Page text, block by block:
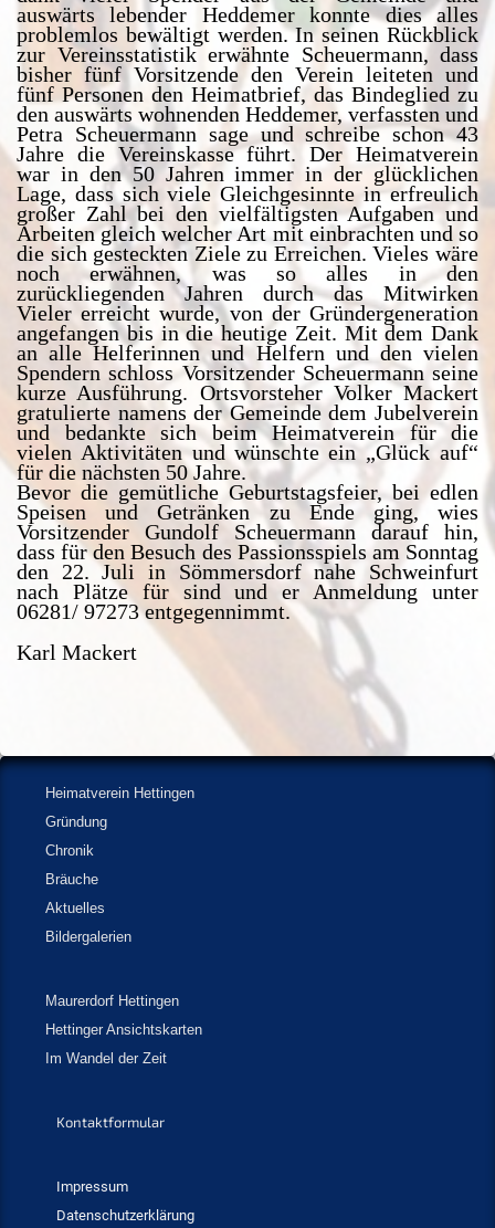
auswärts lebender Heddemer konnte dies alles
problemlos bewältigt werden. In seinen Rückblick
zur Vereinsstatistik erwähnte Scheuermann, dass
bisher fünf Vorsitzende den Verein leiteten und
fünf Personen den Heimatbrief, das Bindeglied zu
den auswärts wohnenden Heddemer, verfassten und
Petra Scheuermann sage und schreibe schon 43
Jahre die Vereinskasse führt. Der Heimatverein
war in den 50 Jahren immer in der glücklichen
Lage, dass sich viele Gleichgesinnte in erfreulich
großer Zahl bei den vielfältigsten Aufgaben und
Arbeiten gleich welcher Art mit einbrachten und so
die sich gesteckten Ziele zu Erreichen. Vieles wäre
noch erwähnen, was so alles in den
zurückliegenden Jahren durch das Mitwirken
Vieler erreicht wurde, von der Gründergeneration
angefangen bis in die heutige Zeit. Mit dem Dank
an alle Helferinnen und Helfern und den vielen
Spendern schloss Vorsitzender Scheuermann seine
kurze Ausführung. Ortsvorsteher Volker Mackert
gratulierte namens der Gemeinde dem Jubelverein
und bedankte sich beim Heimatverein für die
vielen Aktivitäten und wünschte ein „Glück auf“
für die nächsten 50 Jahre.
Bevor die gemütliche Geburtstagsfeier, bei edlen
Speisen und Getränken zu Ende ging, wies
Vorsitzender Gundolf Scheuermann darauf hin,
dass für den Besuch des Passionsspiels am Sonntag
den 22. Juli in Sömmersdorf nahe Schweinfurt
nach Plätze für sind und er Anmeldung unter
06281/ 97273 entgegennimmt.
Karl Mackert
Heimatverein Hettingen
Gründung
Chronik
Bräuche
Aktuelles
Bildergalerien
Maurerdorf Hettingen
Hettinger Ansichtskarten
Im Wandel der Zeit
Kontaktformular
Impressum
Datenschutzerklärung